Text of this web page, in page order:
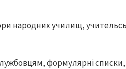
народних училищ,
формулярні списки,